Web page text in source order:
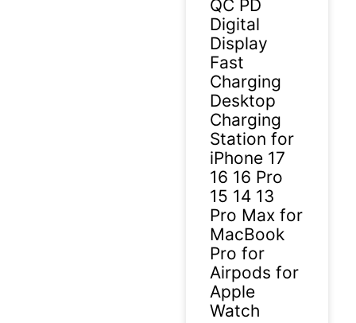
QC PD
Digital
Display
Fast
Charging
Desktop
Charging
Station for
iPhone 17
16 16 Pro
15 14 13
Pro Max for
MacBook
Pro for
Airpods for
Apple
Watch